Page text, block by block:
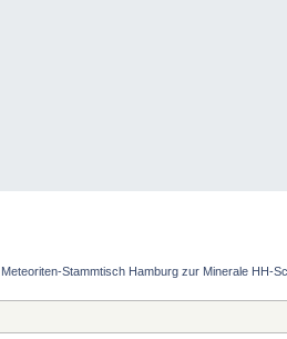
Meteoriten-Stammtisch Hamburg zur Minerale HH-